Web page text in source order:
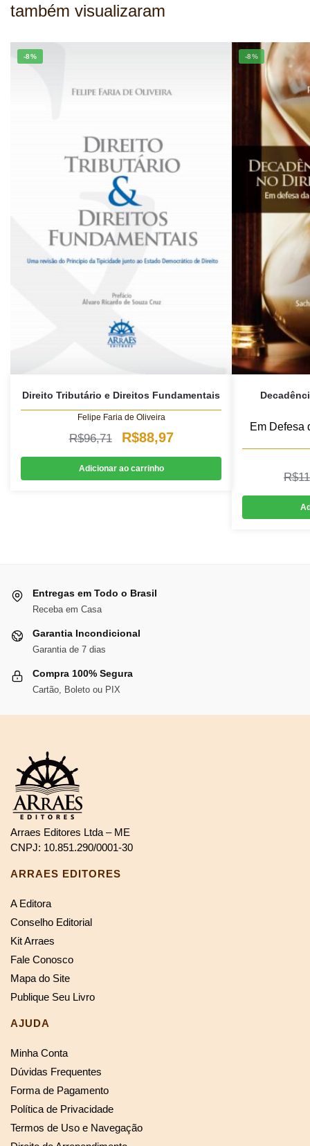
também visualizaram
-8%
Direito Tributário e Direitos Fundamentais
Felipe Faria de Oliveira
R$96,71
O
preço
original
R$88,97O
preço
atual
Adicionar ao carrinho
-8%
Em Defesa
R$
Entregas em Todo o Brasil
Receba em Casa
Garantia Incondicional
Garantia de 7 dias
Compra 100% Segura
Cartão, Boleto ou PIX
Arraes Editores Ltda – ME
CNPJ: 10.851.290/0001-30
ARRAES EDITORES
A Editora
Conselho Editorial
Kit Arraes
Fale Conosco
Mapa do Site
Publique Seu Livro
AJUDA
Minha Conta
Dúvidas Frequentes
Forma de Pagamento
Política de Privacidade
Termos de Uso e Navegação